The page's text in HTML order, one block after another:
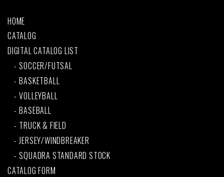
HOME
CATALOG
DIGITAL CATALOG LIST
SOCCER/FUTSAL
BASKETBALL
VOLLEYBALL
BASEBALL
TRUCK & FIELD
JERSEY/WINDBREAKER
SQUADRA STANDARD STOCK
CATALOG FORM